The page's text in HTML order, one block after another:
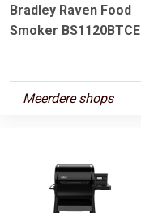
Bradley Raven Food
Smoker BS1120BTCE
Meerdere shops